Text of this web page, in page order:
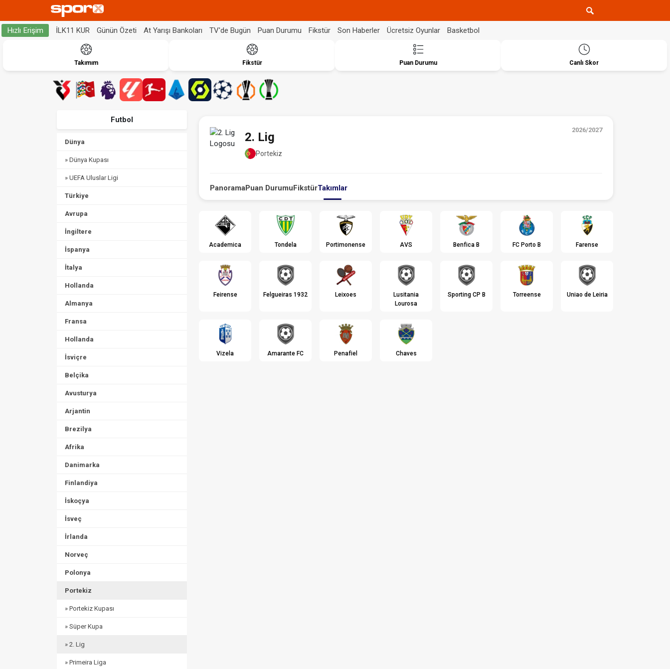
Hızlı Erişim İLK11 KUR Günün Özeti At Yarışı Bankoları TV'de Bugün Puan Durumu Fikstür Son Haberler Ücretsiz Oyunlar Basketbol
Takımım Fikstür Puan Durumu Canlı Skor
Futbol
Dünya
» Dünya Kupası
» UEFA Uluslar Ligi
Türkiye
Avrupa
İngiltere
İspanya
İtalya
Hollanda
Almanya
Fransa
Hollanda
İsviçre
Belçika
Avusturya
Arjantin
Brezilya
Afrika
Danimarka
Finlandiya
İskoçya
İsveç
İrlanda
Norveç
Polonya
Portekiz
» Portekiz Kupası
» Süper Kupa
» 2. Lig
» Primeira Liga
2026/2027
2. Lig
Portekiz
PanoramaPuan DurumuFikstürTakımlar
Academica Tondela Portimonense AVS Benfica B FC Porto B Farense
Feirense Felgueiras 1932 Leixoes
Lusitania
Lourosa
Sporting CP B Torreense Uniao de Leiria
Vizela Amarante FC Penafiel Chaves